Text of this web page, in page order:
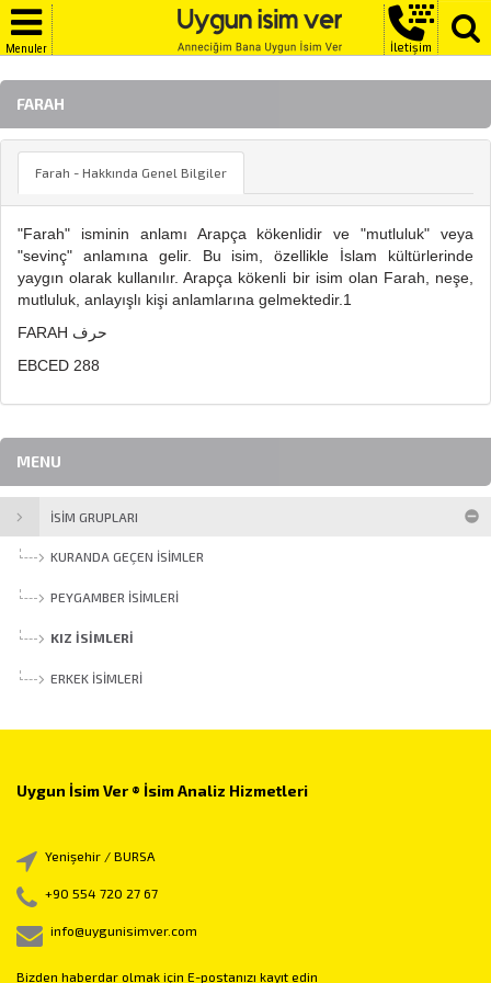
Menuler İletişim
FARAH
Farah - Hakkında Genel Bilgiler
"Farah" isminin anlamı Arapça kökenlidir ve "mutluluk" veya
"sevinç" anlamına gelir. Bu isim, özellikle İslam kültürlerinde
yaygın olarak kullanılır. Arapça kökenli bir isim olan Farah, neşe,
mutluluk, anlayışlı kişi anlamlarına gelmektedir.1
FARAH حرف
EBCED 288
MENU
İSİM GRUPLARI
KURANDA GEÇEN İSIMLER
PEYGAMBER İSIMLERI
KIZ İSIMLERI
ERKEK İSIMLERI
Uygun İsim Ver ® İsim Analiz Hizmetleri
Yenişehir / BURSA
+90 554 720 27 67
info@uygunisimver.com
Bizden haberdar olmak için E-postanızı kayıt edin